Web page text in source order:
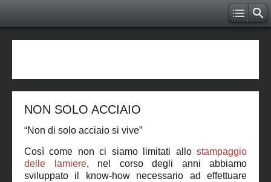
NON SOLO ACCIAIO
“Non di solo acciaio si vive”
Così come non ci siamo limitati allo stampaggio
delle lamiere, nel corso degli anni abbiamo
sviluppato il know-how necessario ad effettuare